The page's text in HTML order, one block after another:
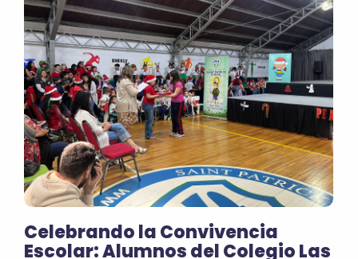
Celebrando la Convivencia
Escolar: Alumnos del Colegio Las